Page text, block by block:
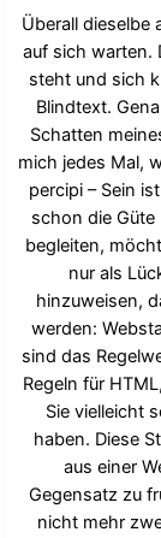
Überall dieselbe
auf sich warten.
steht und sich
Blindtext.
Schatten
mich jedes Mal,
percipi – Sein
schon die Güte
begleiten,
nur als
hinzuweisen,
werden:
sind das
Regeln für
Sie vielleicht
haben. Diese
aus einer
Gegensatz zu
nicht mehr